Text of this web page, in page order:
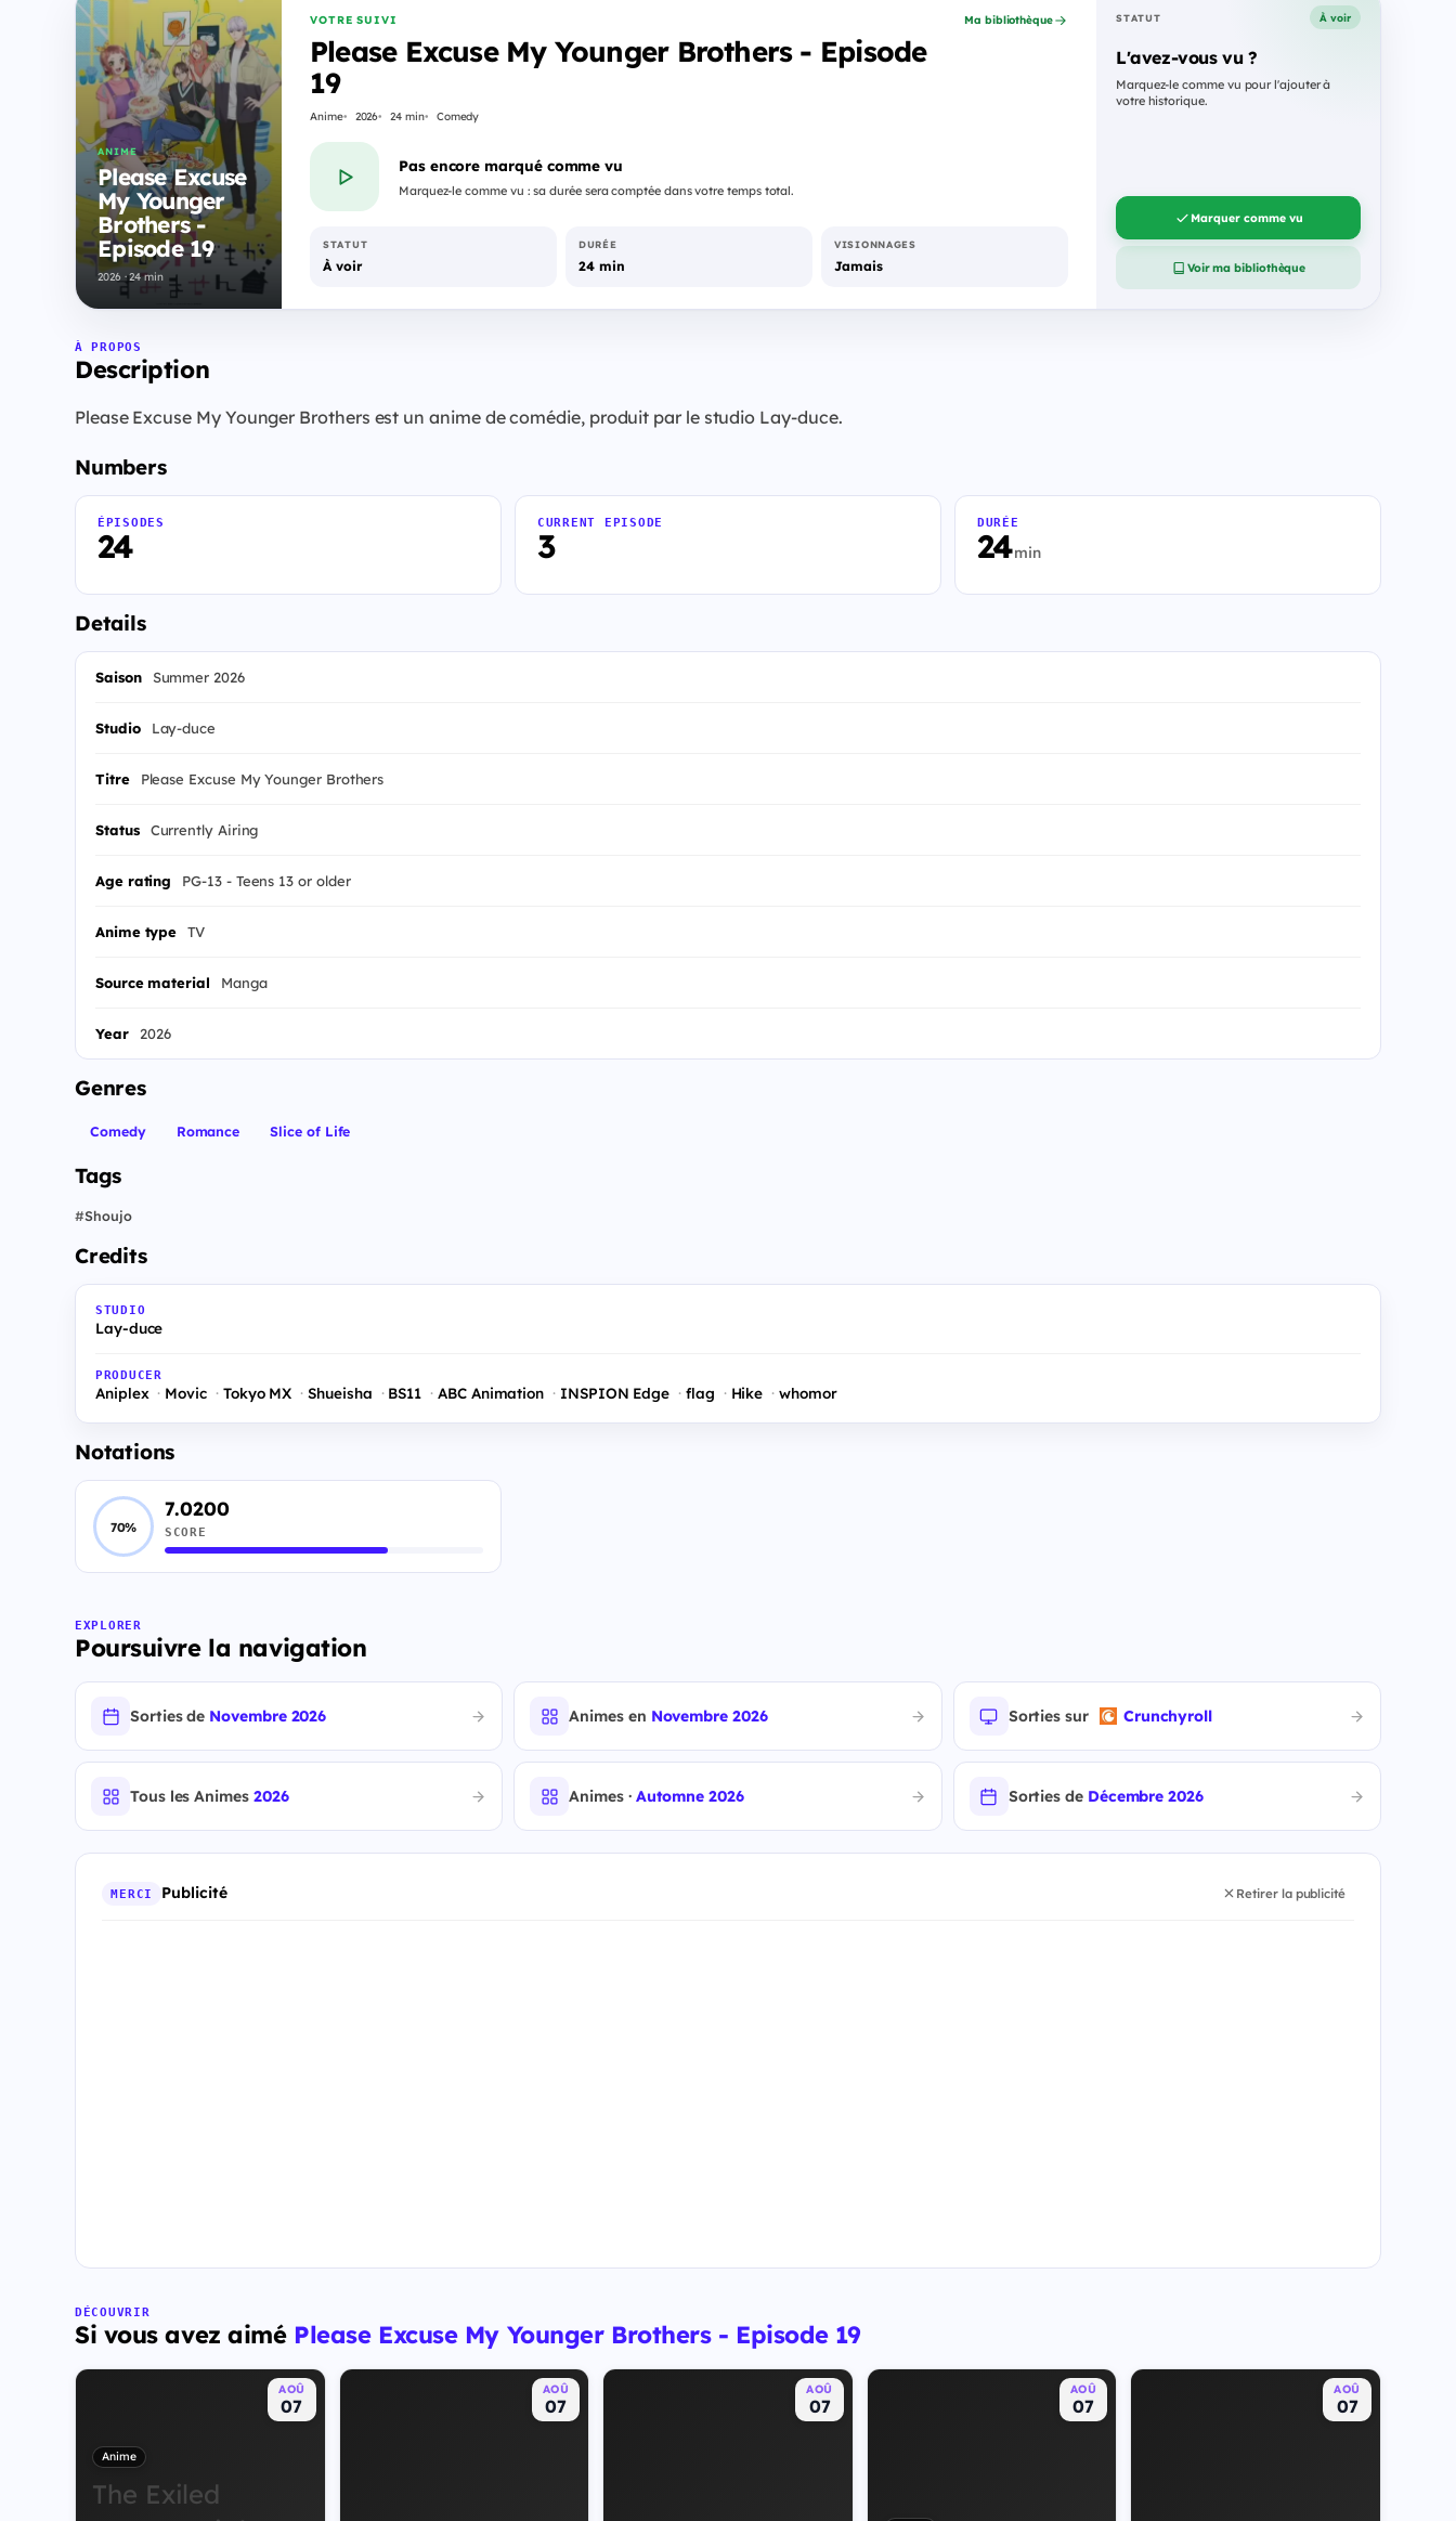
ANIME
Please Excuse
My Younger
Brothers -
Episode 19
2026 · 24 min
VOTRE SUIVI
Please Excuse My Younger Brothers - Episode
19
Anime 2026 24 min Comedy
Ma bibliothèque
Pas encore marqué comme vu
Marquez-le comme vu : sa durée sera comptée dans votre temps total.
STATUT
À voir
DURÉE
24 min
VISIONNAGES
Jamais
STATUT À voir
L'avez-vous vu ?
Marquez-le comme vu pour l'ajouter à
votre historique.
Marquer comme vu
Voir ma bibliothèque
À PROPOS
Description
Please Excuse My Younger Brothers est un anime de comédie, produit par le studio Lay-duce.
Numbers
24
ÉPISODES
3
CURRENT EPISODE
24min
DURÉE
Details
Saison Summer 2026
Studio Lay-duce
Titre Please Excuse My Younger Brothers
Status Currently Airing
Age rating PG-13 - Teens 13 or older
Anime type TV
Source material Manga
Year 2026
Genres
Comedy Romance Slice of Life
Tags
#Shoujo
Credits
STUDIO
Lay-duce
PRODUCER
Aniplex Movic Tokyo MX Shueisha BS11 ABC Animation INSPION Edge flag Hike whomor
Notations
70%
7.0200
SCORE
EXPLORER
Poursuivre la navigation
Sorties de Novembre 2026 Animes en Novembre 2026 Sorties sur Crunchyroll
Tous les Animes 2026 Animes · Automne 2026 Sorties de Décembre 2026
MERCI Publicité Retirer la publicité
DÉCOUVRIR
Si vous avez aimé Please Excuse My Younger Brothers - Episode 19
AOÛ
07
Anime
The Exiled
AOÛ
07
AOÛ
07
AOÛ
07
AOÛ
07